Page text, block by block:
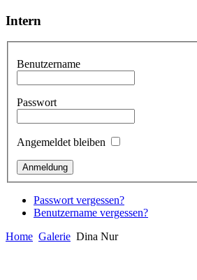
Intern
Benutzername
Passwort
Angemeldet bleiben
Passwort vergessen?
Benutzername vergessen?
Home Galerie Dina Nur